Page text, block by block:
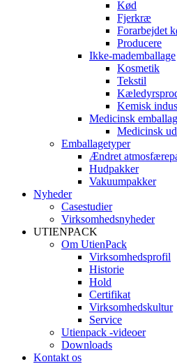
Kød
Fjerkræ
Forarbejdet
Producere
Ikke-mademballage
Kosmetik
Tekstil
Kemisk
Medicinsk
Medicinsk
Emballagetyper
Ændret
Hudpakker
Vakuumpakker
Nyheder
Casestudier
Virksomhedsnyheder
UTIENPACK
Om UtienPack
Virksomhedsprofil
Historie
Hold
Certifikat
Virksomhedskultur
Service
Utienpack -videoer
Downloads
Kontakt os